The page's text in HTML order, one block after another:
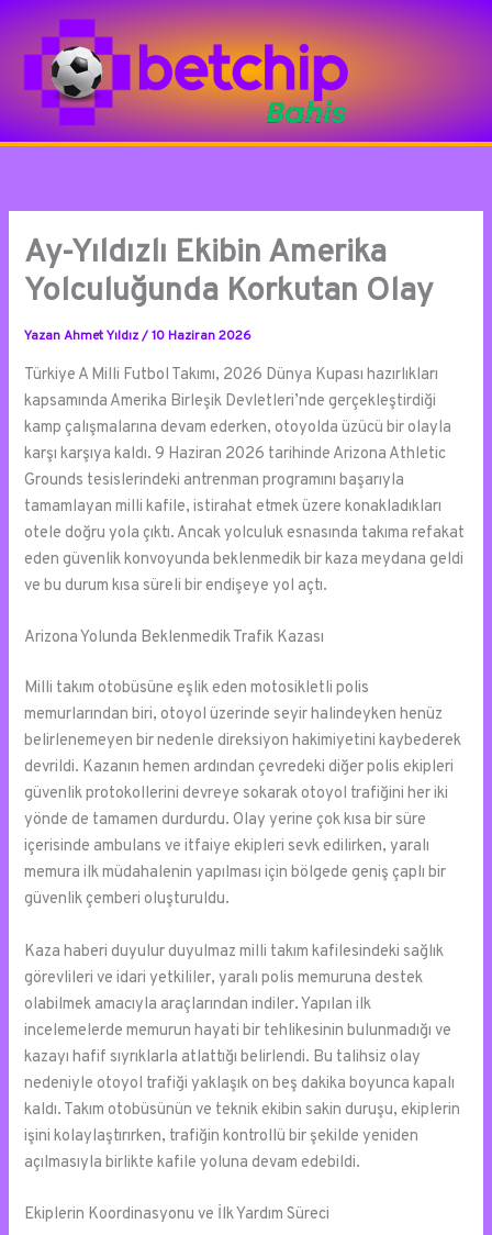
İçeriğe
Ay-Yıldızlı Ekibin Amerika
Yolculuğunda Korkutan Olay
Yazan Ahmet Yıldız/10 Haziran 2026
Türkiye A Milli Futbol Takımı, 2026 Dünya Kupası hazırlıkları
kapsamında Amerika Birleşik Devletleri’nde gerçekleştirdiği
kamp çalışmalarına devam ederken, otoyolda üzücü bir olayla
karşı karşıya kaldı. 9 Haziran 2026 tarihinde Arizona Athletic
Grounds tesislerindeki antrenman programını başarıyla
tamamlayan milli kafile, istirahat etmek üzere konakladıkları
otele doğru yola çıktı. Ancak yolculuk esnasında takıma refakat
eden güvenlik konvoyunda beklenmedik bir kaza meydana geldi
ve bu durum kısa süreli bir endişeye yol açtı.
Arizona Yolunda Beklenmedik Trafik Kazası
Milli takım otobüsüne eşlik eden motosikletli polis
memurlarından biri, otoyol üzerinde seyir halindeyken henüz
belirlenemeyen bir nedenle direksiyon hakimiyetini kaybederek
devrildi. Kazanın hemen ardından çevredeki diğer polis ekipleri
güvenlik protokollerini devreye sokarak otoyol trafiğini her iki
yönde de tamamen durdurdu. Olay yerine çok kısa bir süre
içerisinde ambulans ve itfaiye ekipleri sevk edilirken, yaralı
memura ilk müdahalenin yapılması için bölgede geniş çaplı bir
güvenlik çemberi oluşturuldu.
Kaza haberi duyulur duyulmaz milli takım kafilesindeki sağlık
görevlileri ve idari yetkililer, yaralı polis memuruna destek
olabilmek amacıyla araçlarından indiler. Yapılan ilk
incelemelerde memurun hayati bir tehlikesinin bulunmadığı ve
kazayı hafif sıyrıklarla atlattığı belirlendi. Bu talihsiz olay
nedeniyle otoyol trafiği yaklaşık on beş dakika boyunca kapalı
kaldı. Takım otobüsünün ve teknik ekibin sakin duruşu, ekiplerin
işini kolaylaştırırken, trafiğin kontrollü bir şekilde yeniden
açılmasıyla birlikte kafile yoluna devam edebildi.
Ekiplerin Koordinasyonu ve İlk Yardım Süreci